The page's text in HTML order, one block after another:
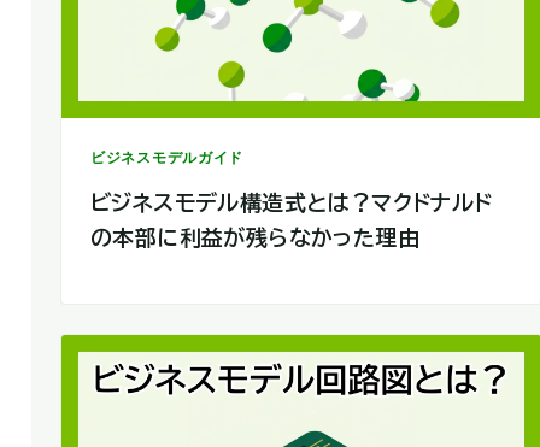
ビジネスモデルガイド
ビジネスモデル構造式とは？マクドナルド
の本部に利益が残らなかった理由